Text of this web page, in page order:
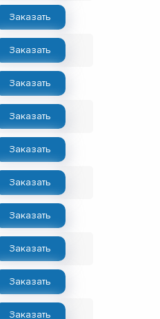
Заказать
Заказать
Заказать
Заказать
Заказать
Заказать
Заказать
Заказать
Заказать
Заказать